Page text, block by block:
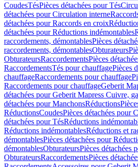
CoudesTésPièces détachées pour Tés
détachées pour Circulation interne
détachées pour Raccords en croix
détachées pour Réductions indémontables
raccordements, démontablesPièces
raccordements, démontablesObturateurs
ObturateursRaccordementsPièces
RaccordementsTés pour chauffagePièces
chauffageRaccordements pour chauffage
Raccordements pour chauffageGeberit
détachées pour Geberit Mapress Cuivre,
détachées pour ManchonsRéductions
RéductionsCoudesPièces détachées pour
détachées pour TésRéductions
Réductions indémontablesRéductions et
démontablesPièces détachées pour
démontablesObturateursPièces détachées
ObturateursRaccordementsPièces